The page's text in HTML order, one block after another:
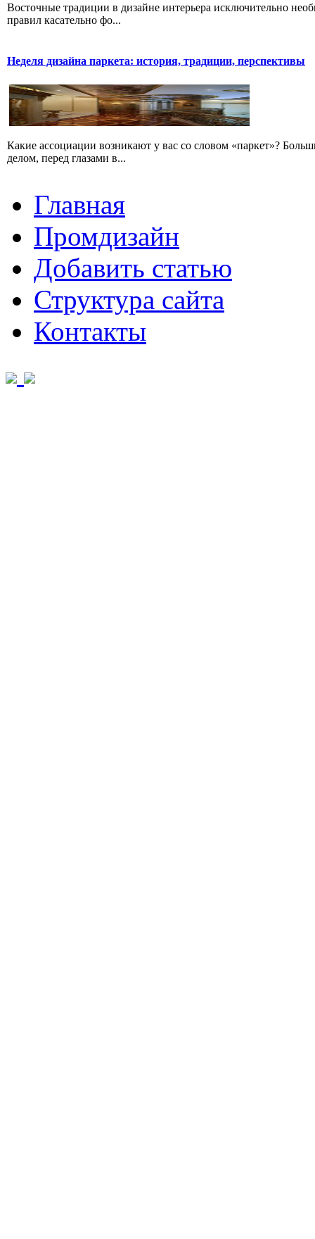
Восточные традиции в дизайне интерьера исключительно
правил касательно фо...
Неделя дизайна паркета: история, традиции, перспективы
Какие ассоциации возникают у вас со словом «паркет»?
делом, перед глазами в...
Главная
Промдизайн
Добавить статью
Структура сайта
Контакты